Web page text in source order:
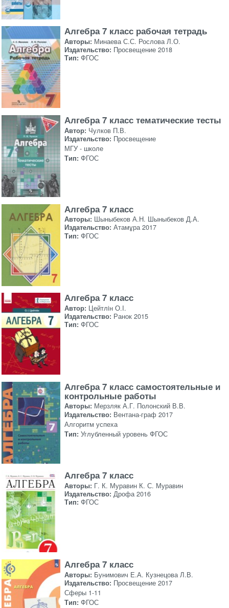
Алгебра 7 класс рабочая тетрадь
Авторы: Минаева С.С. Рослова Л.О.
Издательство: Просвещение 2018
Тип: ФГОС
Алгебра 7 класс тематические тесты
Автор: Чулков П.В.
Издательство: Просвещение
МГУ - школе
Тип: ФГОС
Алгебра 7 класс
Авторы: Шыныбеков А.Н. Шыныбеков Д.А.
Издательство: Атамұра 2017
Тип: ФГОС
Алгебра 7 класс
Автор: Цейтлiн О.I.
Издательство: Ранок 2015
Тип: ФГОС
Алгебра 7 класс самостоятельные и
контрольные работы
Авторы: Мерзляк А.Г. Полонский В.В.
Издательство: Вентана-граф 2017
Алгоритм успеха
Тип: Углубленный уровень ФГОС
Алгебра 7 класс
Авторы: Г. К. Муравин К. С. Муравин
Издательство: Дрофа 2016
Тип: ФГОС
Алгебра 7 класс
Авторы: Бунимович Е.А. Кузнецова Л.В.
Издательство: Просвещение 2017
Сферы 1-11
Тип: ФГОС